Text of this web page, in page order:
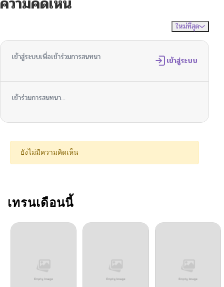
ตอนที่ 10
01/16/2026
ตอนที่ 8 12/13/2025
12/05/2025
ตอนที่ 5 11/16/2025
ตอนที่ 3
ตอนที่ 2
ใหม่ที่สุด
เข้าสู่ระบบเพื่อเข้าร่วมการสนทนา เข้าสู่ระบบ
เข้าร่วมการสนทนา...
ยังไม่มีความคิดเห็น
เทรนเดือนนี้